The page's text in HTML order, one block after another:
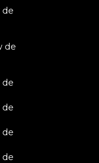
de
de
de
de
de
de